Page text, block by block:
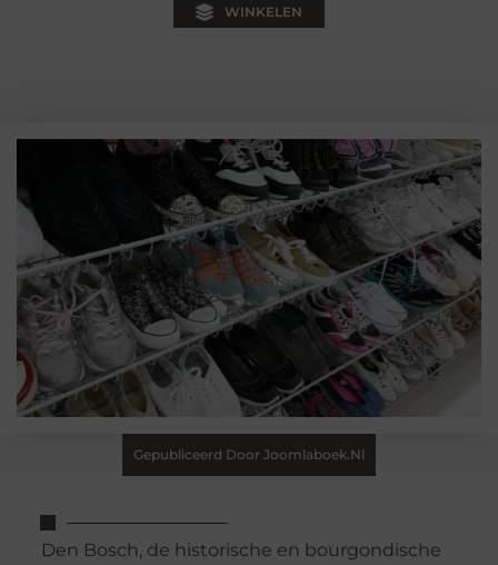
WINKELEN
Gepubliceerd Door Joomlaboek.nl
Den Bosch, de historische en bourgondische